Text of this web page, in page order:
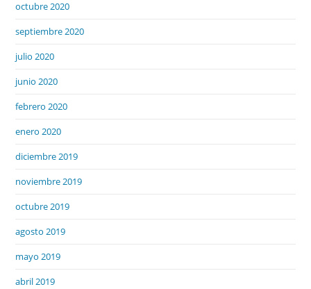
octubre 2020
septiembre 2020
julio 2020
junio 2020
febrero 2020
enero 2020
diciembre 2019
noviembre 2019
octubre 2019
agosto 2019
mayo 2019
abril 2019